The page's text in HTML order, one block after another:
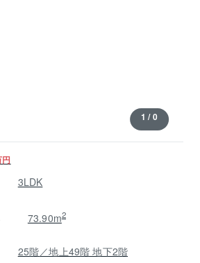
1 / 0
3LDK
73.90m2
25階／地上49階 地下2階